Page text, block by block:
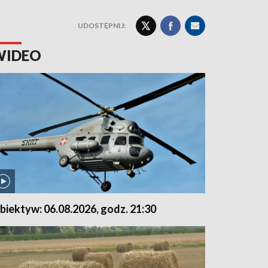
UDOSTĘPNIJ:
06.08.2026, godz. 21:30